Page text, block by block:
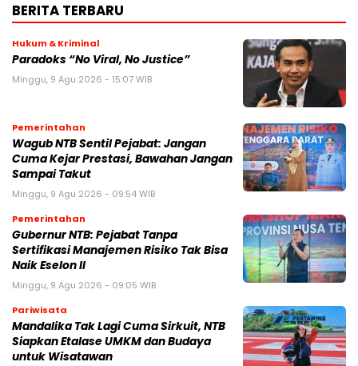
BERITA TERBARU
Hukum & Kriminal
Paradoks “No Viral, No Justice”
Minggu, 9 Agu 2026 - 15:07 WIB
Pemerintahan
Wagub NTB Sentil Pejabat: Jangan
Cuma Kejar Prestasi, Bawahan Jangan
Sampai Takut
Minggu, 9 Agu 2026 - 09:54 WIB
Pemerintahan
Gubernur NTB: Pejabat Tanpa
Sertifikasi Manajemen Risiko Tak Bisa
Naik Eselon II
Minggu, 9 Agu 2026 - 09:05 WIB
Pariwisata
Mandalika Tak Lagi Cuma Sirkuit, NTB
Siapkan Etalase UMKM dan Budaya
untuk Wisatawan